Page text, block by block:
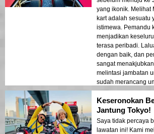
yang ikonik. Melihat
kart adalah sesuatu
istimewa. Pemandu
menjadikan
terasa peribadi.
dengan baik, dan
sangat
melintasi jambatan
sudah merancang
depan!
Keseronokan
Jantung Tokyo!
Saya tidak percaya
lawatan ini! Kami